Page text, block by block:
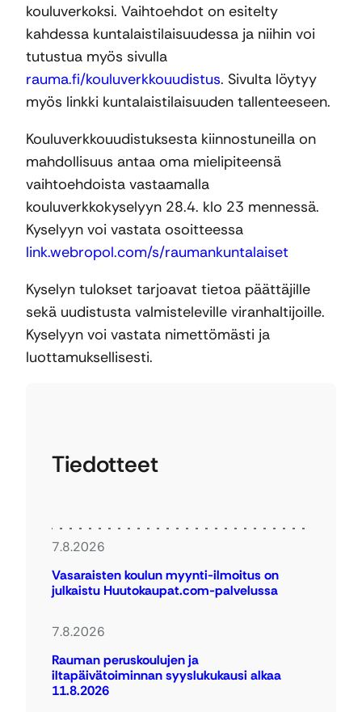
kouluverkoksi. Vaihtoehdot on esitelty
kahdessa kuntalaistilaisuudessa ja niihin voi
tutustua myös sivulla
rauma.fi/kouluverkkouudistus. Sivulta löytyy
myös linkki kuntalaistilaisuuden tallenteeseen.
Kouluverkkouudistuksesta kiinnostuneilla on
mahdollisuus antaa oma mielipiteensä
vaihtoehdoista vastaamalla
kouluverkkokyselyyn 28.4. klo 23 mennessä.
Kyselyyn voi vastata osoitteessa
link.webropol.com/s/raumankuntalaiset
Kyselyn tulokset tarjoavat tietoa päättäjille
sekä uudistusta valmisteleville viranhaltijoille.
Kyselyyn voi vastata nimettömästi ja
luottamuksellisesti.
Tiedotteet
7.8.2026
Vasaraisten koulun myynti-ilmoitus on
julkaistu Huutokaupat.com-palvelussa
7.8.2026
Rauman peruskoulujen ja
iltapäivätoiminnan syyslukukausi alkaa
11.8.2026